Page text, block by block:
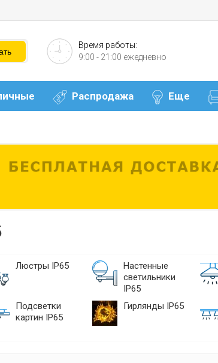
Время работы:
9:00 - 21:00 ежедневно
Распродажа Еще
Люстры IP65
Настенные
светильники
IP65
Подсветки
картин IP65
Гирлянды IP65